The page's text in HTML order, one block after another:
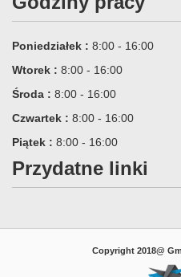
Poniedziałek : 8:00 - 16:00
Wtorek : 8:00 - 16:00
Środa : 8:00 - 16:00
Czwartek : 8:00 - 16:00
Piątek : 8:00 - 16:00
Przydatne linki
Copyright 2018@